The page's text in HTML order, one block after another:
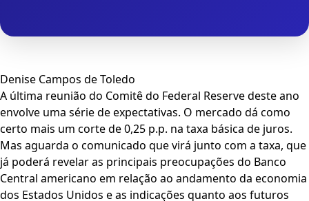
Denise Campos de Toledo
A última reunião do Comitê do Federal Reserve deste ano
envolve uma série de expectativas. O mercado dá como
certo mais um corte de 0,25 p.p. na taxa básica de juros.
Mas aguarda o comunicado que virá junto com a taxa, que
já poderá revelar as principais preocupações do Banco
Central americano em relação ao andamento da economia
dos Estados Unidos e as indicações quanto aos futuros